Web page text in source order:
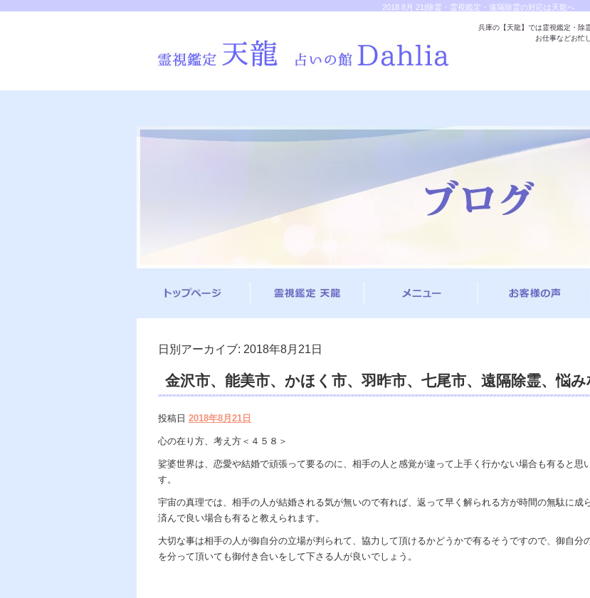
2018 8月 21|除霊・霊視鑑定・遠隔除霊の対応は天龍へ
兵庫の【天龍】では霊視鑑定・除
お仕事などお忙
日別アーカイブ: 2018年8月21日
金沢市、能美市、かほく市、羽昨市、七尾市、遠隔除霊、悩み
投稿日 2018年8月21日
心の在り方、考え方＜４５８＞
娑婆世界は、恋愛や結婚で頑張って要るのに、相手の人と感覚が違って上手く行かない場合も有ると思
す。
宇宙の真理では、相手の人が結婚される気が無いので有れば、返って早く解られる方が時間の無駄に成
済んで良い場合も有ると教えられます。
大切な事は相手の人が御自分の立場が判られて、協力して頂けるかどうかで有るそうですので、御自分
を分って頂いても御付き合いをして下さる人が良いでしょう。